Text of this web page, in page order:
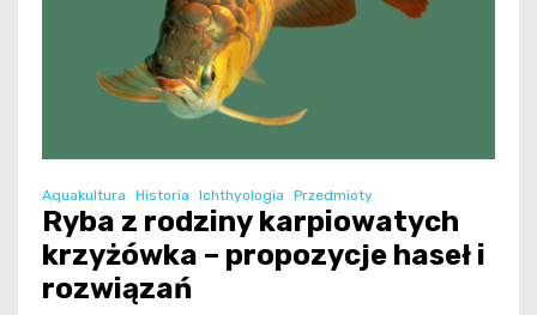
Aquakultura Historia Ichthyologia Przedmioty
Ryba z rodziny karpiowatych
krzyżówka – propozycje haseł i
rozwiązań